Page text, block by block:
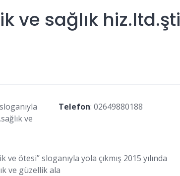
ve sağlık hiz.ltd.şti
ve
Telefon: 02649880188
ve ötesi” sloganıyla yola çıkmış 2015 yılında
ve güzellik ala